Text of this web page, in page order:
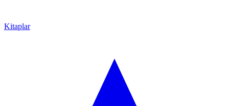
Kitaplar